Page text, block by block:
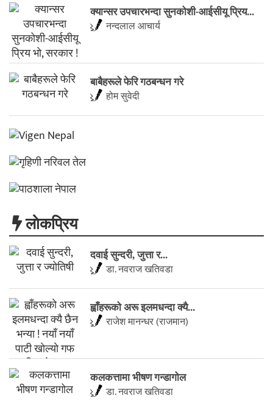
​क्यान्सर उपचारभन्दा सुनकोशी-आईसीयू प्रिय...
नन्दलाल आचार्य
बाबैहरूले फेरि गठबन्धन गरे
होम सुवेदी
लाेकप्रिय
दवाई सुन्दरी, जुत्ता र...
डा. नवराज खतिवडा
ह्वाँहरूकाे अरू इलमधन्दा क्यै...
राजेश मानन्धर (राजमान)
कलकत्तामा भीषण गन्डागोल
डा. नवराज खतिवडा